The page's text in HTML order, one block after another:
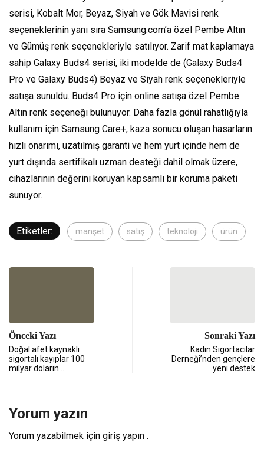
serisi, Kobalt Mor, Beyaz, Siyah ve Gök Mavisi renk
seçeneklerinin yanı sıra Samsung.com’a özel Pembe Altın
ve Gümüş renk seçenekleriyle satılıyor. Zarif mat kaplamaya
sahip Galaxy Buds4 serisi, iki modelde de (Galaxy Buds4
Pro ve Galaxy Buds4) Beyaz ve Siyah renk seçenekleriyle
satışa sunuldu. Buds4 Pro için online satışa özel Pembe
Altın renk seçeneği bulunuyor. Daha fazla gönül rahatlığıyla
kullanım için Samsung Care+, kaza sonucu oluşan hasarların
hızlı onarımı, uzatılmış garanti ve hem yurt içinde hem de
yurt dışında sertifikalı uzman desteği dahil olmak üzere,
cihazlarının değerini koruyan kapsamlı bir koruma paketi
sunuyor.
Etiketler: manşet satış teknoloji ürün
Önceki Yazı
Doğal afet kaynaklı
sigortalı kayıplar 100
milyar doların…
Sonraki Yazı
Kadın Sigortacılar
Derneği’nden gençlere
yeni destek
Yorum yazın
Yorum yazabilmek için giriş yapın .